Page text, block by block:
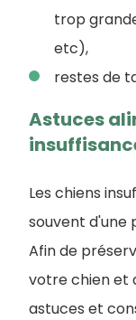
trop
etc),
restes de
Astuces
Les chiens
souvent d'une
Afin de
votre chien et
astuces et